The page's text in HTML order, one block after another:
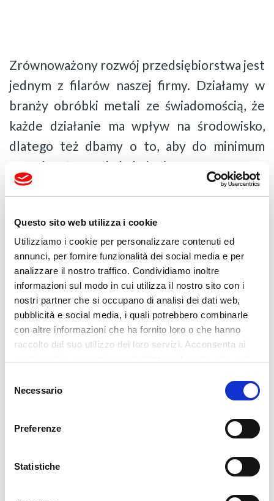
Questo sito web utilizza i cookie
Utilizziamo i cookie per personalizzare contenuti ed
annunci, per fornire funzionalità dei social media e per
analizzare il nostro traffico. Condividiamo inoltre
informazioni sul modo in cui utilizza il nostro sito con i
nostri partner che si occupano di analisi dei dati web,
pubblicità e social media, i quali potrebbero combinarle
con altre informazioni che ha fornito loro o che hanno
raccolto dal suo utilizzo dei loro servizi. Acconsenta ai
delNecessario
Preferenze
Statistiche
Zrównoważony rozwój przedsiębiorstwa jest
jednym z filarów naszej firmy. Działamy w
branży obróbki metali ze świadomością, że
każde działanie ma wpływ na środowisko,
dlatego też dbamy o to, aby do minimum
ograniczać nasz ślad ekologiczny.
Jesteśmy dumni, że uzyskaliśmy certyfikat
ISO 14001,międzynarodowej normy
potwierdzającej wdrożenie skutecznego
systemu zarządzania środowiskowego,
zgodnego z najlepszymi praktykami. To
wyróżnienie odzwierciedla nasze
zaangażowanie w:
odpowiedzialne wykorzystanie zasobów
• Optymalizuj procesy produkcyjne, redukując